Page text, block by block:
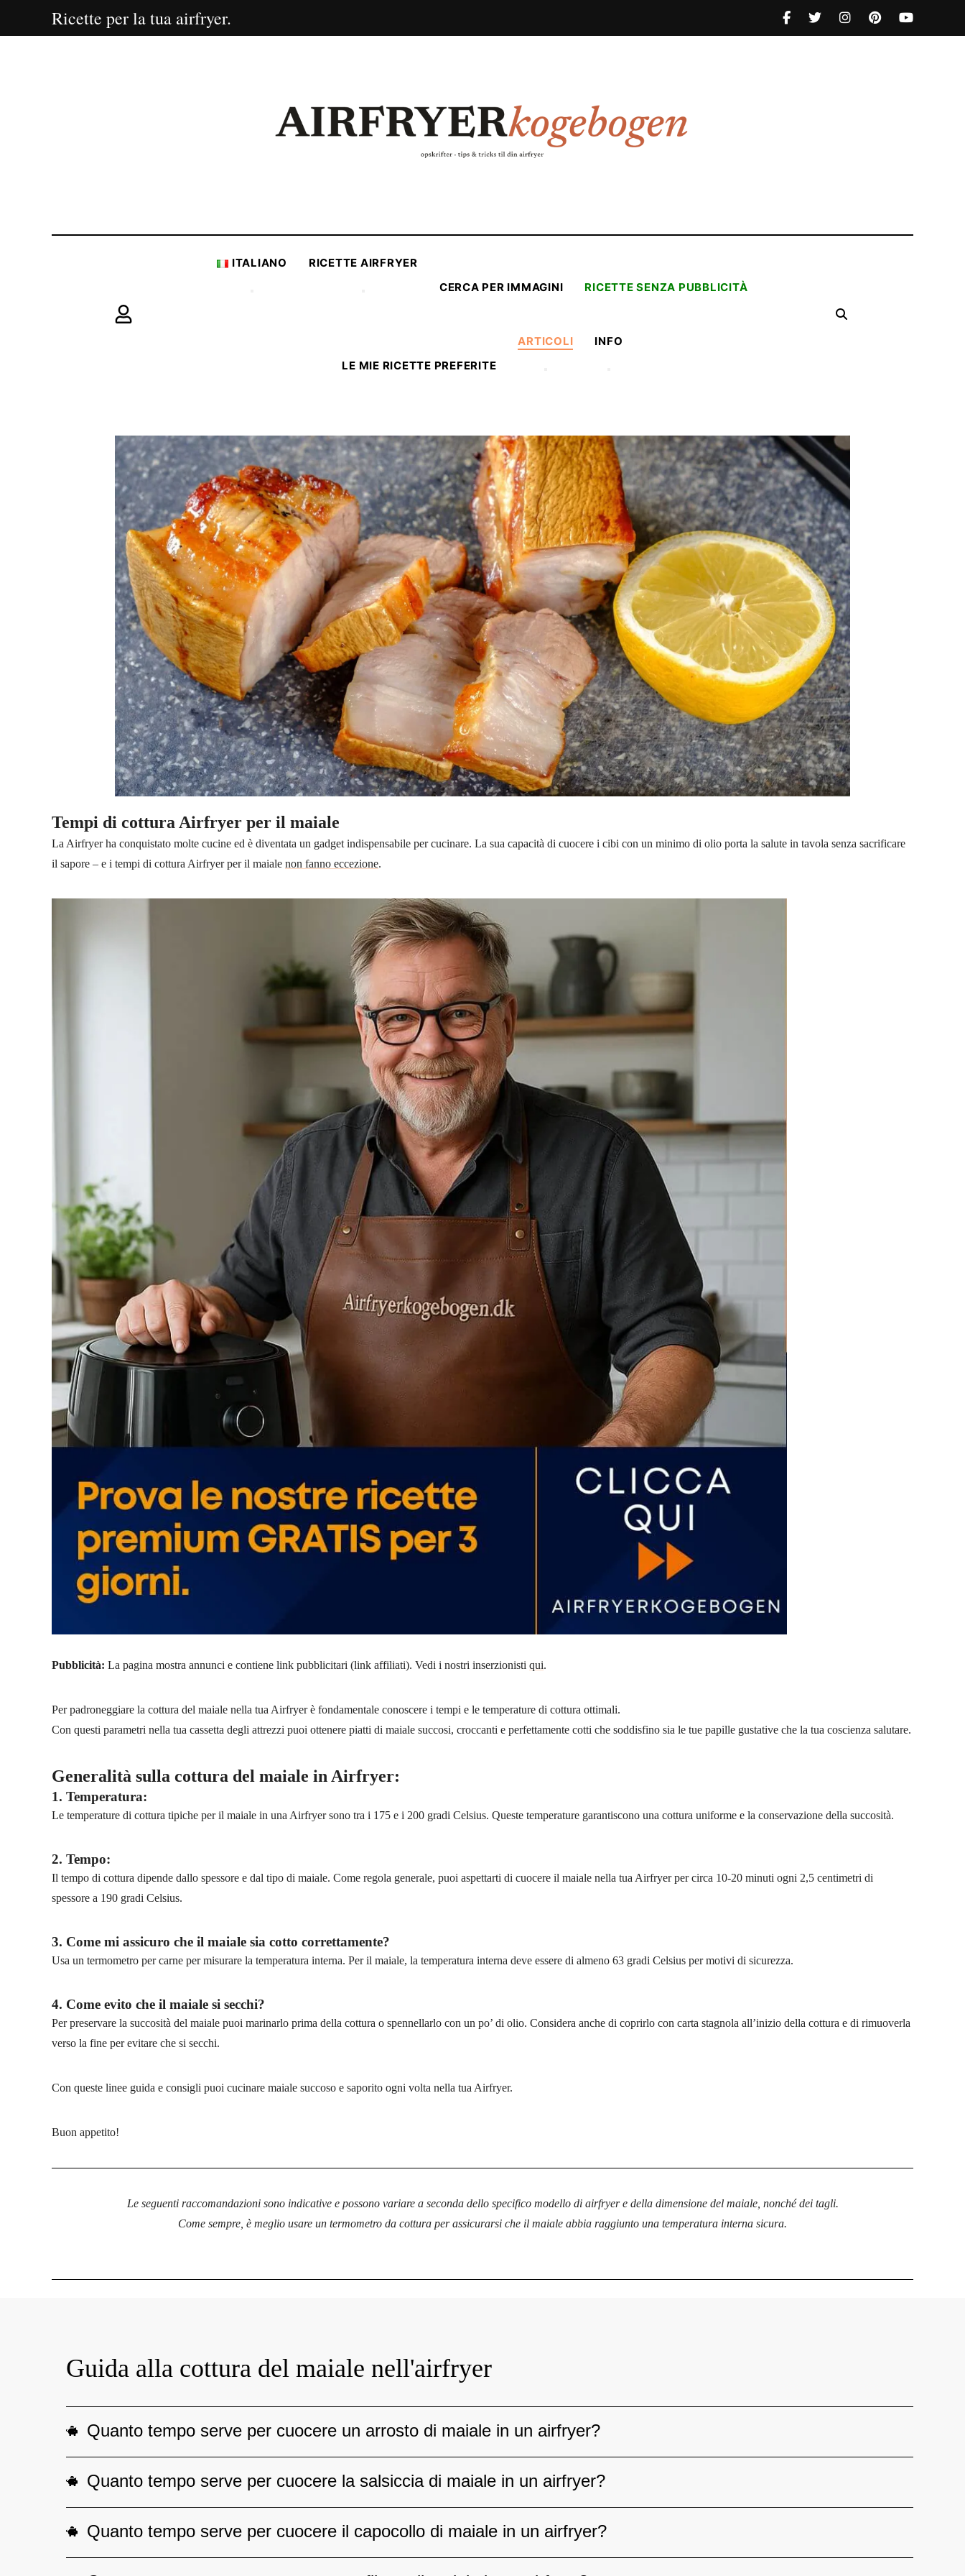
Ricette per la tua airfryer.
ITALIANO
RICETTE AIRFRYER
CERCA PER IMMAGINI
RICETTE SENZA PUBBLICITÀ
LE MIE RICETTE PREFERITE
ARTICOLI INFO
Tempi di cottura Airfryer per il maiale
La Airfryer ha conquistato molte cucine ed è diventata un gadget indispensabile per cucinare. La sua capacità di cuocere i cibi con un minimo di olio porta la salute in tavola senza sacrificare
il sapore – e i tempi di cottura Airfryer per il maiale non fanno eccezione.
Pubblicità: La pagina mostra annunci e contiene link pubblicitari (link affiliati). Vedi i nostri inserzionisti qui.
Per padroneggiare la cottura del maiale nella tua Airfryer è fondamentale conoscere i tempi e le temperature di cottura ottimali.
Con questi parametri nella tua cassetta degli attrezzi puoi ottenere piatti di maiale succosi, croccanti e perfettamente cotti che soddisfino sia le tue papille gustative che la tua coscienza salutare.
Generalità sulla cottura del maiale in Airfryer:
1. Temperatura:
Le temperature di cottura tipiche per il maiale in una Airfryer sono tra i 175 e i 200 gradi Celsius. Queste temperature garantiscono una cottura uniforme e la conservazione della succosità.
2. Tempo:
Il tempo di cottura dipende dallo spessore e dal tipo di maiale. Come regola generale, puoi aspettarti di cuocere il maiale nella tua Airfryer per circa 10-20 minuti ogni 2,5 centimetri di
spessore a 190 gradi Celsius.
3. Come mi assicuro che il maiale sia cotto correttamente?
Usa un termometro per carne per misurare la temperatura interna. Per il maiale, la temperatura interna deve essere di almeno 63 gradi Celsius per motivi di sicurezza.
4. Come evito che il maiale si secchi?
Per preservare la succosità del maiale puoi marinarlo prima della cottura o spennellarlo con un po’ di olio. Considera anche di coprirlo con carta stagnola all’inizio della cottura e di rimuoverla
verso la fine per evitare che si secchi.
Con queste linee guida e consigli puoi cucinare maiale succoso e saporito ogni volta nella tua Airfryer.
Buon appetito!
Le seguenti raccomandazioni sono indicative e possono variare a seconda dello specifico modello di airfryer e della dimensione del maiale, nonché dei tagli.
Come sempre, è meglio usare un termometro da cottura per assicurarsi che il maiale abbia raggiunto una temperatura interna sicura.
Guida alla cottura del maiale nell'airfryer
Quanto tempo serve per cuocere un arrosto di maiale in un airfryer?
Quanto tempo serve per cuocere la salsiccia di maiale in un airfryer?
Quanto tempo serve per cuocere il capocollo di maiale in un airfryer?